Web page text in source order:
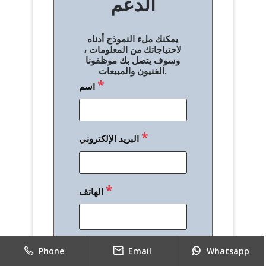
يمكنك ملء النموذج أدناه
لاحتياجاتك من المعلومات ،
وسوف يتصل بك موظفونا
الفنيون والمبيعات.
اسم*
البريد الإلكتروني*
الهاتف*
Phone Email Whatsapp